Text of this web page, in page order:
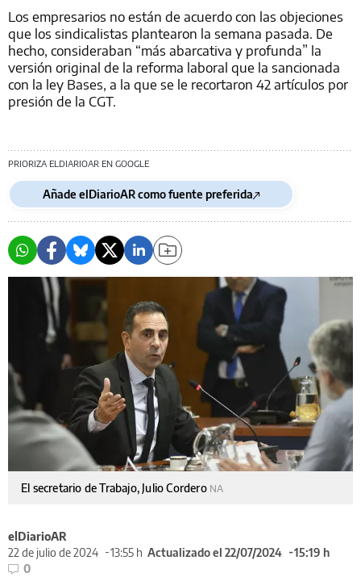
Los empresarios no están de acuerdo con las objeciones
que los sindicalistas plantearon la semana pasada. De
hecho, consideraban “más abarcativa y profunda” la
versión original de la reforma laboral que la sancionada
con la ley Bases, a la que se le recortaron 42 artículos por
presión de la CGT.
PRIORIZA ELDIARIOAR EN GOOGLE
Añade elDiarioAR como fuente preferida
El secretario de Trabajo, Julio Cordero NA
elDiarioAR
22 de julio de 2024
13:55 h Actualizado el 22/07/2024
15:19 h
0